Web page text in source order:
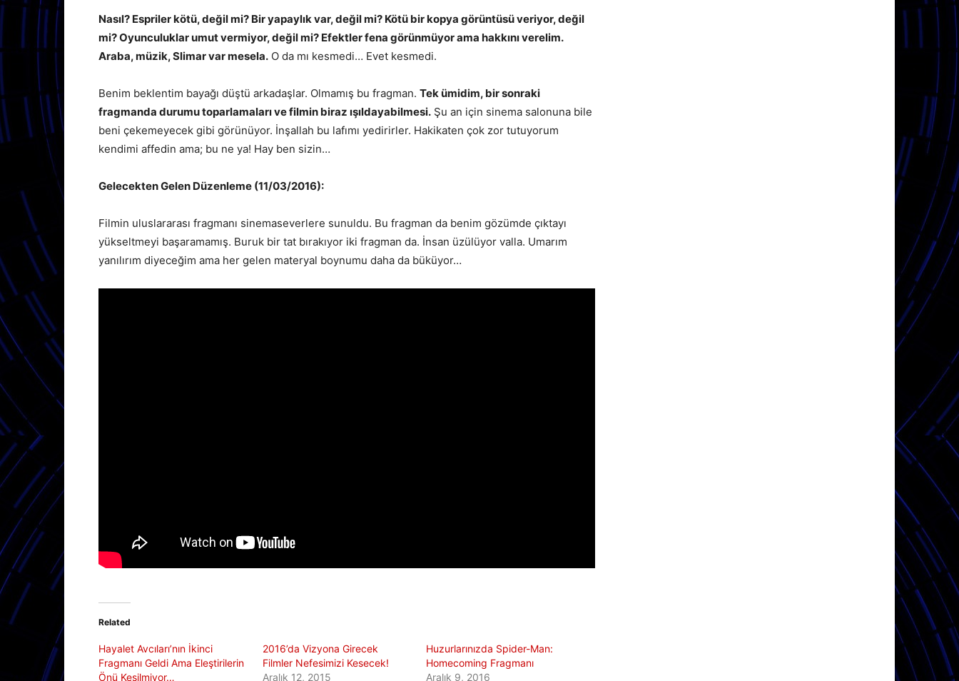
Nasıl? Espriler kötü, değil mi? Bir yapaylık var, değil mi? Kötü bir kopya görüntüsü veriyor, değil
mi? Oyunculuklar umut vermiyor, değil mi? Efektler fena görünmüyor ama hakkını verelim.
Araba, müzik, Slimar var mesela. O da mı kesmedi… Evet kesmedi.
Benim beklentim bayağı düştü arkadaşlar. Olmamış bu fragman. Tek ümidim, bir sonraki
fragmanda durumu toparlamaları ve filmin biraz ışıldayabilmesi. Şu an için sinema salonuna bile
beni çekemeyecek gibi görünüyor. İnşallah bu lafımı yedirirler. Hakikaten çok zor tutuyorum
kendimi affedin ama; bu ne ya! Hay ben sizin…
Gelecekten Gelen Düzenleme (11/03/2016):
Filmin uluslararası fragmanı sinemaseverlere sunuldu. Bu fragman da benim gözümde çıktayı
yükseltmeyi başaramamış. Buruk bir tat bırakıyor iki fragman da. İnsan üzülüyor valla. Umarım
yanılırım diyeceğim ama her gelen materyal boynumu daha da büküyor…
Related
Hayalet Avcıları’nın İkinci
Fragmanı Geldi Ama Eleştirilerin
Önü Kesilmiyor…
2016’da Vizyona Girecek
Filmler Nefesimizi Kesecek!
Aralık 12, 2015
Huzurlarınızda Spider-Man:
Homecoming Fragmanı
Aralık 9, 2016